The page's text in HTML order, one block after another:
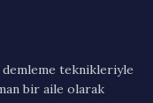
teknikleriyle
bir aile olarak